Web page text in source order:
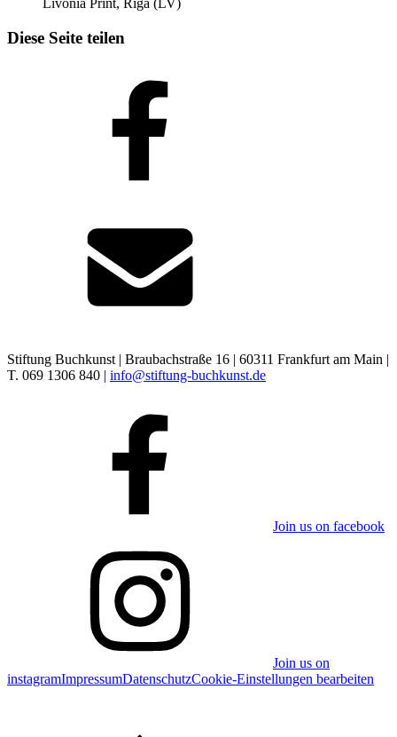
Livonia Print, Riga (LV)
Diese Seite teilen
Stiftung Buchkunst | Braubachstraße 16 | 60311 Frankfurt am Main |
T. 069 1306 840 | info@stiftung-buchkunst.de
Join us on facebook
Join us on
instagramImpressumDatenschutzCookie-Einstellungen bearbeiten